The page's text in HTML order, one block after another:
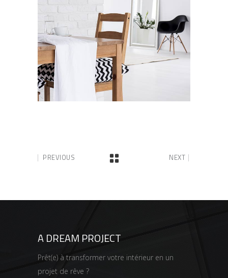
PREVIOUS NEXT
A DREAM PROJECT
Prêt(e) à transformer votre intérieur en un
projet de rêve ?